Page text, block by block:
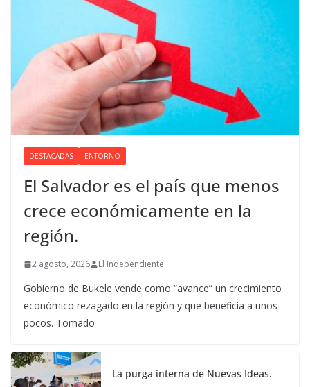
DESTACADAS ENTORNO
El Salvador es el país que menos
crece económicamente en la
región.
2 agosto, 2026 El Independiente
Gobierno de Bukele vende como “avance” un crecimiento
económico rezagado en la región y que beneficia a unos
pocos. Tomado
La purga interna de Nuevas Ideas.